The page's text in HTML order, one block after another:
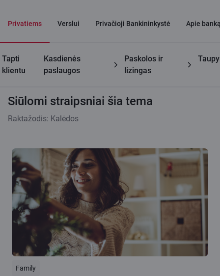
Privatiems Verslui Privačioji Bankininkystė Apie
Tapti
klientu
Kasdienės
paslaugos
Paskolos ir
lizingas
Citadele tinklaraštis Siūlomi straipsniai šia tema
Siūlomi straipsniai šia tema
Raktažodis: Kalėdos
Family